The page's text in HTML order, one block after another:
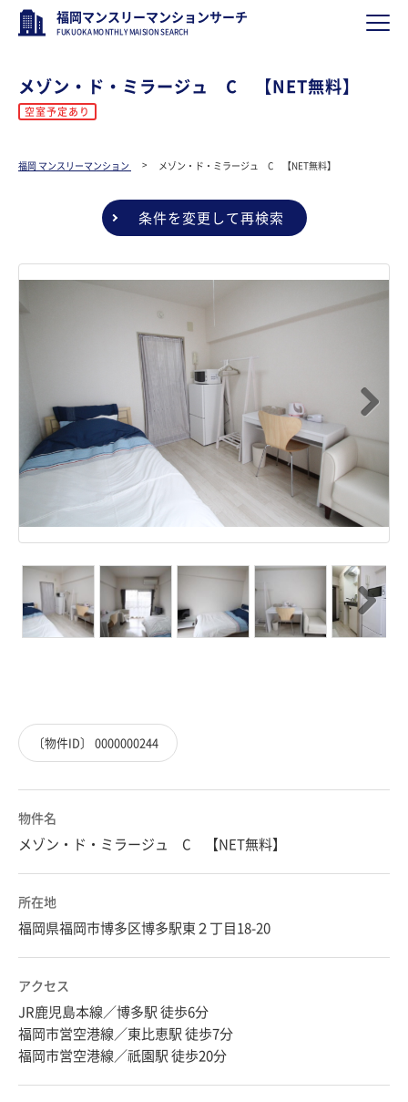
福岡マンスリーマンションサーチ
FUKUOKA MONTHLY MAISION SEARCH
メゾン・ド・ミラージュ C 【NET無料】
空室予定あり
福岡 マンスリーマンション メゾン・ド・ミラージュ C 【NET無料】
条件を変更して再検索
Next
Next
〔物件ID〕 0000000244
物件名
メゾン・ド・ミラージュ C 【NET無料】
所在地
福岡県福岡市博多区博多駅東２丁目18-20
アクセス
JR鹿児島本線／博多駅 徒歩6分
福岡市営空港線／東比恵駅 徒歩7分
福岡市営空港線／祇園駅 徒歩20分